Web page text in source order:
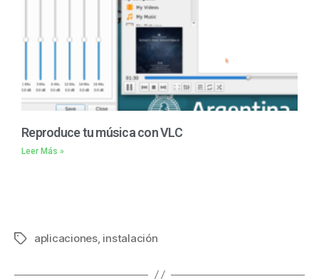
Reproduce tu música con VLC
Leer Más »
aplicaciones, instalación